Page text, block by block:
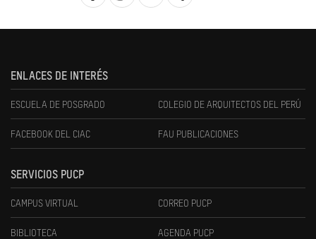
ENLACES DE INTERÉS
ESCUELA DE POSGRADO COLEGIO DE ARQUITECTOS DEL PERÚ
FACEBOOK DEL CIAC FAU PUBLICACIONES
SERVICIOS PUCP
CAMPUS VIRTUAL CORREO PUCP
BIBLIOTECA AGENDA PUCP